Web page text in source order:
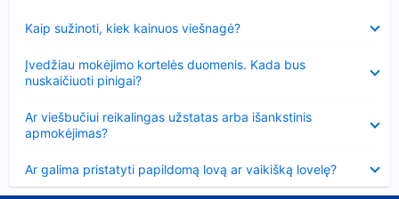
Kaip sužinoti, kiek kainuos viešnagė?
Įvedžiau mokėjimo kortelės duomenis. Kada bus
nuskaičiuoti pinigai?
Ar viešbučiui reikalingas užstatas arba išankstinis
apmokėjimas?
Ar galima pristatyti papildomą lovą ar vaikišką lovelę?